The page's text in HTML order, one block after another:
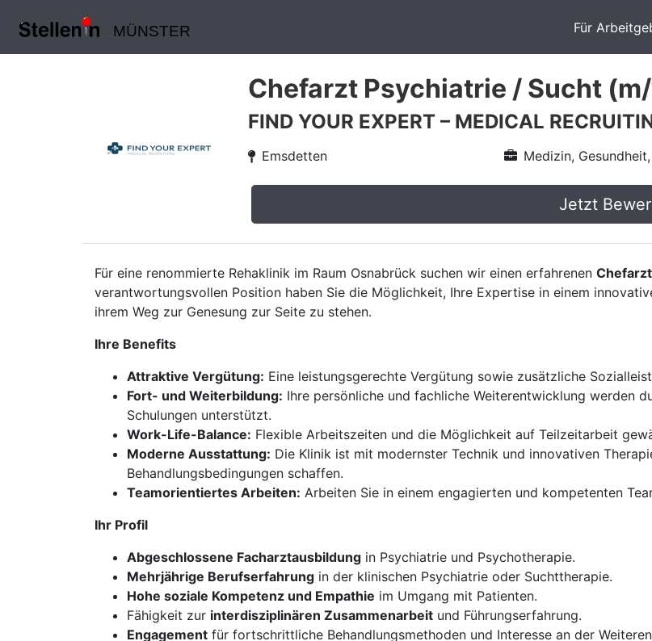
MÜNSTER Für
Chefarzt Psychiatrie / Sucht
FIND YOUR EXPERT – MEDICAL
Emsdetten Medizin,
Jetzt
Für eine renommierte Rehaklinik im Raum Osnabrück suchen wir einen erfahrenen
verantwortungsvollen Position haben Sie die Möglichkeit, Ihre Expertise in einem
ihrem Weg zur Genesung zur Seite zu stehen.
Ihre Benefits
Attraktive Vergütung: Eine leistungsgerechte Vergütung sowie zusätzliche
Fort- und Weiterbildung: Ihre persönliche und fachliche Weiterentwicklung werden
Schulungen unterstützt.
Work-Life-Balance: Flexible Arbeitszeiten und die Möglichkeit auf Teilzeitarbeit
Moderne Ausstattung: Die Klinik ist mit modernster Technik und innovativen
Behandlungsbedingungen schaffen.
Teamorientiertes Arbeiten: Arbeiten Sie in einem engagierten und kompetenten
Ihr Profil
Abgeschlossene Facharztausbildung in Psychiatrie und Psychotherapie.
Mehrjährige Berufserfahrung in der klinischen Psychiatrie oder Suchttherapie.
Hohe soziale Kompetenz und Empathie im Umgang mit Patienten.
Fähigkeit zur interdisziplinären Zusammenarbeit und Führungserfahrung.
Engagement für fortschrittliche Behandlungsmethoden und Interesse an der